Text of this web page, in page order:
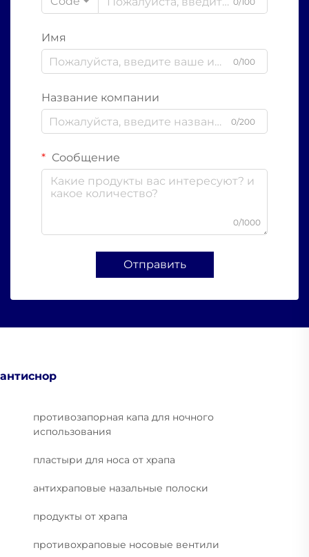
Имя
0/100
Название компании
0/200
Сообщение
0/1000
Отправить
антиснор
противозапорная капа для ночного
использования
пластыри для носа от храпа
антихраповые назальные полоски
продукты от храпа
противохраповые носовые вентили